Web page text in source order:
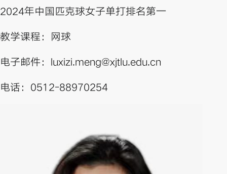
2024年中国匹克球女子单打排名第一
教学课程：网球
电子邮件： luxizi.meng@xjtlu.edu.cn
电话：0512-88970254